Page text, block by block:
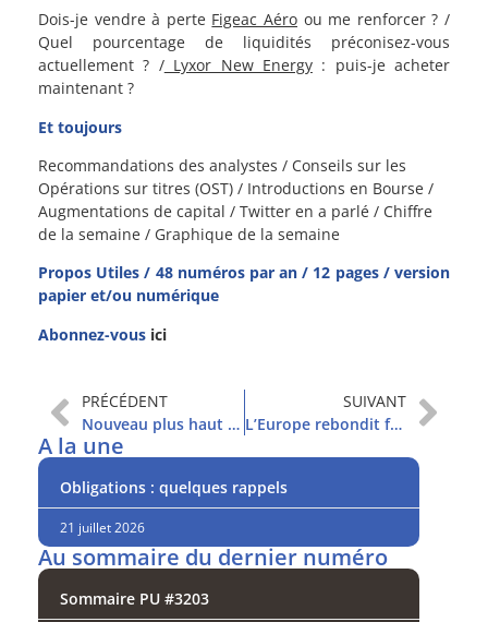
Dois-je vendre à perte Figeac Aéro ou me renforcer ? /
Quel pourcentage de liquidités préconisez-vous
actuellement ? /Lyxor New Energy: puis-je acheter
maintenant ?
Et toujours
Recommandations des analystes / Conseils sur les
Opérations sur titres (OST) / Introductions en Bourse /
Augmentations de capital / Twitter en a parlé / Chiffre
de la semaine / Graphique de la semaine
Propos Utiles / 48 numéros par an / 12 pages / version
papier et/ou numérique
Abonnez-vous ici
PRÉCÉDENT
Nouveau plus haut depuis le krach
SUIVANT
L’Europe rebondit fermement
A la une
Obligations : quelques rappels
21 juillet 2026
Au sommaire du dernier numéro
Sommaire PU #3203